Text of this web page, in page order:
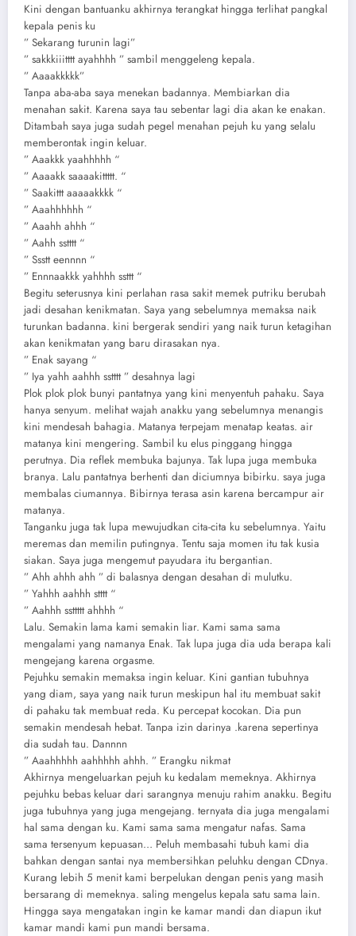
Kini dengan bantuanku akhirnya terangkat hingga terlihat pangkal
kepala penis ku
” Sekarang turunin lagi”
” sakkkiiitttt ayahhhh ” sambil menggeleng kepala.
” Aaaakkkkk”
Tanpa aba-aba saya menekan badannya. Membiarkan dia
menahan sakit. Karena saya tau sebentar lagi dia akan ke enakan.
Ditambah saya juga sudah pegel menahan pejuh ku yang selalu
memberontak ingin keluar.
” Aaakkk yaahhhhh “
” Aaaakk saaaakittttt. “
” Saakittt aaaaakkkk “
” Aaahhhhhh “
” Aaahh ahhh “
” Aahh sstttt “
” Ssstt eennnn “
” Ennnaakkk yahhhh ssttt “
Begitu seterusnya kini perlahan rasa sakit memek putriku berubah
jadi desahan kenikmatan. Saya yang sebelumnya memaksa naik
turunkan badanna. kini bergerak sendiri yang naik turun ketagihan
akan kenikmatan yang baru dirasakan nya.
” Enak sayang “
” Iya yahh aahhh sstttt ” desahnya lagi
Plok plok plok bunyi pantatnya yang kini menyentuh pahaku. Saya
hanya senyum. melihat wajah anakku yang sebelumnya menangis
kini mendesah bahagia. Matanya terpejam menatap keatas. air
matanya kini mengering. Sambil ku elus pinggang hingga
perutnya. Dia reflek membuka bajunya. Tak lupa juga membuka
branya. Lalu pantatnya berhenti dan diciumnya bibirku. saya juga
membalas ciumannya. Bibirnya terasa asin karena bercampur air
matanya.
Tanganku juga tak lupa mewujudkan cita-cita ku sebelumnya. Yaitu
meremas dan memilin putingnya. Tentu saja momen itu tak kusia
siakan. Saya juga mengemut payudara itu bergantian.
” Ahh ahhh ahh ” di balasnya dengan desahan di mulutku.
” Yahhh aahhh stttt “
” Aahhh ssttttt ahhhh “
Lalu. Semakin lama kami semakin liar. Kami sama sama
mengalami yang namanya Enak. Tak lupa juga dia uda berapa kali
mengejang karena orgasme.
Pejuhku semakin memaksa ingin keluar. Kini gantian tubuhnya
yang diam, saya yang naik turun meskipun hal itu membuat sakit
di pahaku tak membuat reda. Ku percepat kocokan. Dia pun
semakin mendesah hebat. Tanpa izin darinya .karena sepertinya
dia sudah tau. Dannnn
” Aaahhhhh aahhhhh ahhh. ” Erangku nikmat
Akhirnya mengeluarkan pejuh ku kedalam memeknya. Akhirnya
pejuhku bebas keluar dari sarangnya menuju rahim anakku. Begitu
juga tubuhnya yang juga mengejang. ternyata dia juga mengalami
hal sama dengan ku. Kami sama sama mengatur nafas. Sama
sama tersenyum kepuasan… Peluh membasahi tubuh kami dia
bahkan dengan santai nya membersihkan peluhku dengan CDnya.
Kurang lebih 5 menit kami berpelukan dengan penis yang masih
bersarang di memeknya. saling mengelus kepala satu sama lain.
Hingga saya mengatakan ingin ke kamar mandi dan diapun ikut
kamar mandi kami pun mandi bersama.